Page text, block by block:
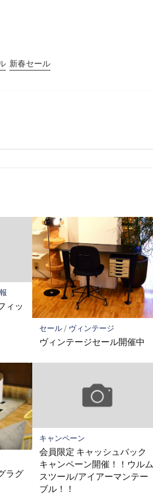
新春セール
ィッ
セール/ ヴィンテージ
ヴィンテージセール開催中
ラグ
キャンペーン
会員限定 キャッシュバック
キャンペーン開催！！ウルム
スツール/アイアーマンテー
ブル！！